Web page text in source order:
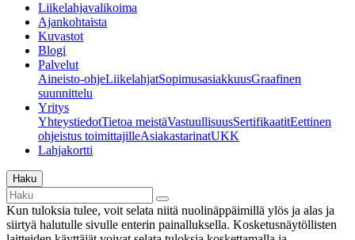
Liikelahjavalikoima
Ajankohtaista
Kuvastot
Blogi
Palvelut
Aineisto-ohjeLiikelahjatSopimusasiakkuusGraafinen
suunnittelu
Yritys
YhteystiedotTietoa meistäVastuullisuusSertifikaatitEettinen
ohjeistus toimittajilleAsiakastarinatUKK
Lahjakortti
Haku
Kun tuloksia tulee, voit selata niitä nuolinäppäimillä ylös ja alas ja
siirtyä halutulle sivulle enterin painalluksella. Kosketusnäytöllisten